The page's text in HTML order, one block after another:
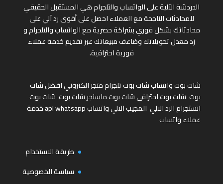
الدردشة الآلية على الواتساب والتلجرام هي المستقبل الحقيقي
للمحادثات الناجحة مع العملاء احصل على أقوى رد آلي على
محادثاتك بشكل فوري بشراكة حصرية مع الواتساب والتلجرام و
زد معدل تحويلاتك وضاعف مبيعاتك عبر تقديم خدمة عملاء
فورية احترافية.
شات بوت واتسابشات بوت تلجراممتجر الكترونيافضل شات
بوت شات بوت احترافيشات بوت ماسنجرشات بوت شات بوت
انستجرامالرد الالي المجيب الالي واتسابapi whatsappخدمة
عملاء واتساب
طريقة الاستخدام
سياسة الخصوصية